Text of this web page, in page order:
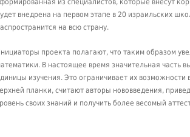
из специалистов, которые внесут
внедрена на первом этапе в 20 израильских
на всю страну.
проекта полагают, что таким образом
В настоящее время значительная часть
изучения. Это ограничивает их
планки, считают авторы нововведения,
своих знаний и получить более весомый